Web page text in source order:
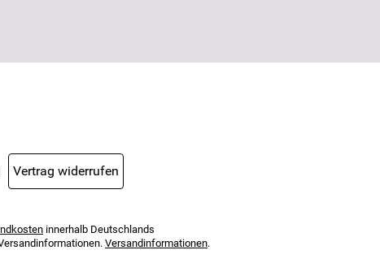
Vertrag widerrufen
innerhalb Deutschlands
Versandinformationen.